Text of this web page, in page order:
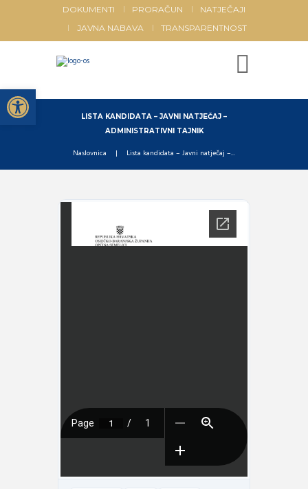
Open toolbar
DOKUMENTI PRORAČUN
NATJEČAJI
JAVNA NABAVA
TRANSPARENTNOST
LISTA KANDIDATA – JAVNI NATJEČAJ –
ADMINISTRATIVNI TAJNIK
Naslovnica Lista kandidata – Javni natječaj –...